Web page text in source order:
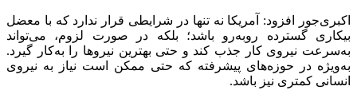
اکبری‌جور افزود: آمریکا نه تنها در شرایطی قرار ندارد که با معضل
بیکاری گسترده روبه‌رو باشد؛ بلکه در صورت لزوم، می‌تواند
به‌سرعت نیروی کار جذب کند و حتی بهترین نیروها را به‌کار گیرد.
به‌ویژه در حوزه‌های پیشرفته که حتی ممکن است نیاز به نیروی
انسانی کمتری نیز باشد.